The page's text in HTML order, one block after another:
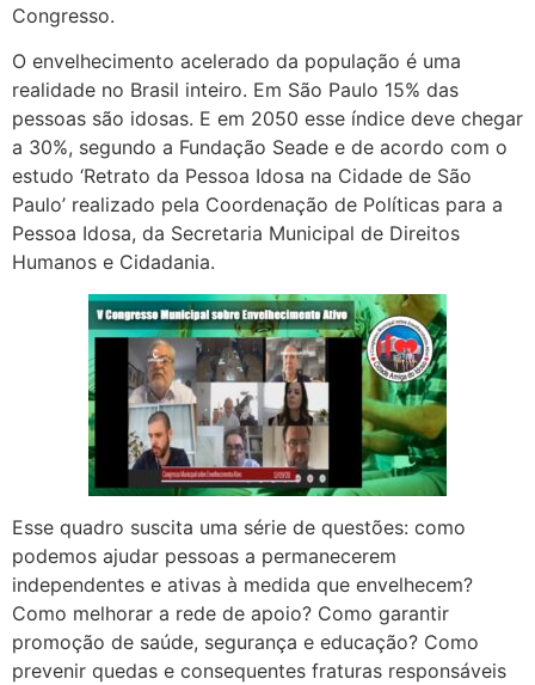
Congresso.
O envelhecimento acelerado da população é uma
realidade no Brasil inteiro. Em São Paulo 15% das
pessoas são idosas. E em 2050 esse índice deve chegar
a 30%, segundo a Fundação Seade e de acordo com o
estudo ‘Retrato da Pessoa Idosa na Cidade de São
Paulo’ realizado pela Coordenação de Políticas para a
Pessoa Idosa, da Secretaria Municipal de Direitos
Humanos e Cidadania.
Esse quadro suscita uma série de questões: como
podemos ajudar pessoas a permanecerem
independentes e ativas à medida que envelhecem?
Como melhorar a rede de apoio? Como garantir
promoção de saúde, segurança e educação? Como
prevenir quedas e consequentes fraturas responsáveis